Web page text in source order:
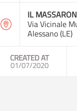
IL
Via Vicinale
Alessano (LE)
CREATED AT
01/07/2020